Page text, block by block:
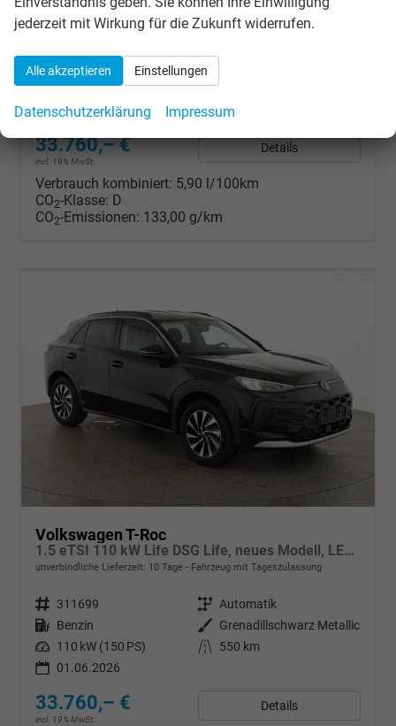
unverbindliche Lieferzeit:10 Tage Fahrzeug mit Tageszulassung
Kraftstoff Benzin Außenfarbe
Leistung 110 kW (150 PS) Kilometerstand
01.06.2026
33.760,– €
incl. 19% MwSt.
Details
Verbrauch kombiniert: 5,90 l/100km
CO2-Klasse: D
CO2-Emissionen: 133,00 g/km
Volkswagen T-Roc
1.5 eTSI 110 kW Life DSG Life, neues Modell, LED, Kamera, Side, Winter, 17-Zoll
unverbindliche Lieferzeit: 10 Tage Fahrzeug mit Tageszulassung
Fahrzeugnr. 311699 Getriebe Automatik
Kraftstoff Benzin Außenfarbe
Grenadillschwarz Metallic
Leistung 110 kW (150 PS) Kilometerstand
550 km
01.06.2026
33.760,– €
incl. 19% MwSt.
Details
jederzeit mit Wirkung für die Zukunft widerrufen.
Alle akzeptieren Einstellungen
Datenschutzerklärung Impressum